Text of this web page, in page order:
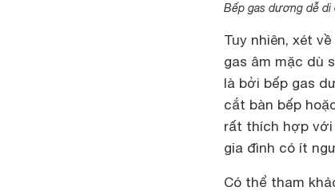
Bếp gas dương dễ di
Tuy nhiên, xét
gas âm mặc dù
là bởi bếp gas
cắt bàn bếp
rất thích hợp với
gia đình có ít
Có thể tham